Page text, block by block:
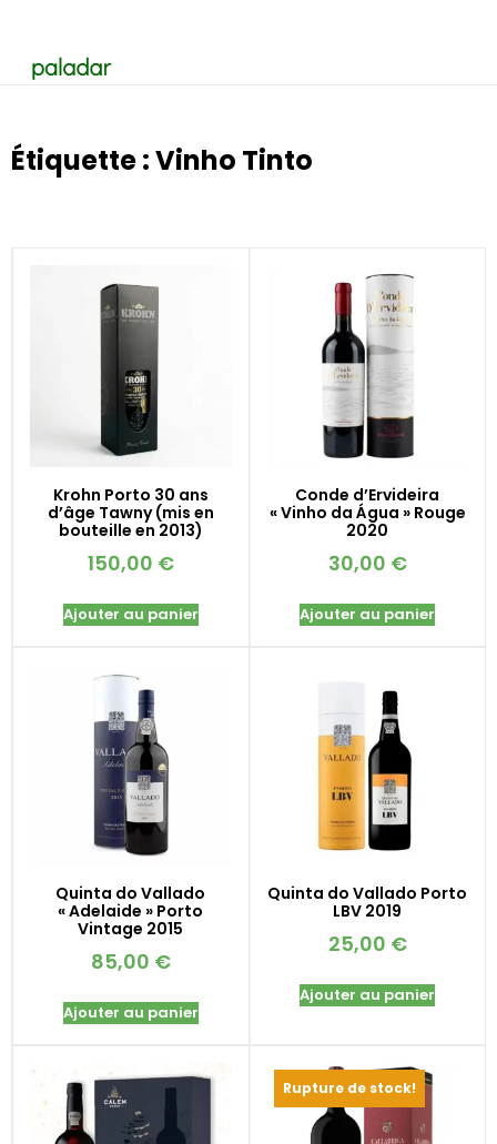
Étiquette : Vinho Tinto
Krohn Porto 30 ans
d’âge Tawny (mis en
bouteille en 2013)
150,00 €
Ajouter au panier
Conde d’Ervideira
« Vinho da Água » Rouge
2020
30,00 €
Ajouter au panier
Quinta do Vallado
« Adelaide » Porto
Vintage 2015
85,00 €
Ajouter au panier
Quinta do Vallado Porto
LBV 2019
25,00 €
Ajouter au panier
Rupture de stock!